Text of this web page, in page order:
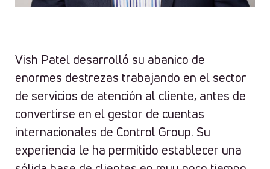
Vish Patel desarrolló su abanico de
enormes destrezas trabajando en el sector
de servicios de atención al cliente, antes de
convertirse en el gestor de cuentas
internacionales de Control Group. Su
experiencia le ha permitido establecer una